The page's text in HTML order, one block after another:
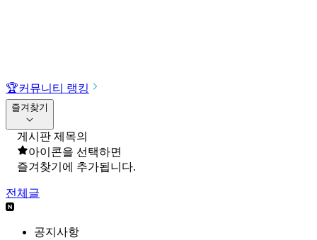
🏆커뮤니티 랭킹
즐겨찾기
게시판 제목의
아이콘을 선택하면
즐겨찾기에 추가됩니다.
전체글
공지사항